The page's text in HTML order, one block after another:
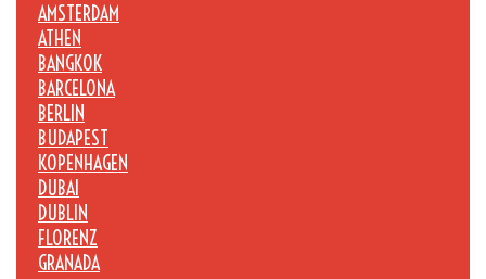
AMSTERDAM
ATHEN
BANGKOK
BARCELONA
BERLIN
BUDAPEST
KOPENHAGEN
DUBAI
DUBLIN
FLORENZ
GRANADA